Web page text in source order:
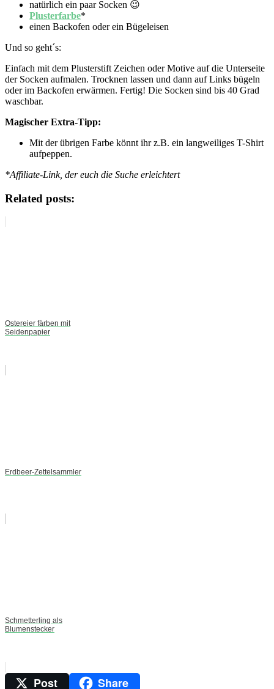
natürlich ein paar Socken 😉
Plusterfarbe*
einen Backofen oder ein Bügeleisen
Und so geht´s:
Einfach mit dem Plusterstift Zeichen oder Motive auf die Unterseite
der Socken aufmalen. Trocknen lassen und dann auf Links bügeln
oder im Backofen erwärmen. Fertig! Die Socken sind bis 40 Grad
waschbar.
Magischer Extra-Tipp:
Mit der übrigen Farbe könnt ihr z.B. ein langweiliges T-Shirt
aufpeppen.
*Affiliate-Link, der euch die Suche erleichtert
Related posts:
Ostereier färben mit
Seidenpapier
Erdbeer-Zettelsammler
Schmetterling als
Blumenstecker
Post Share